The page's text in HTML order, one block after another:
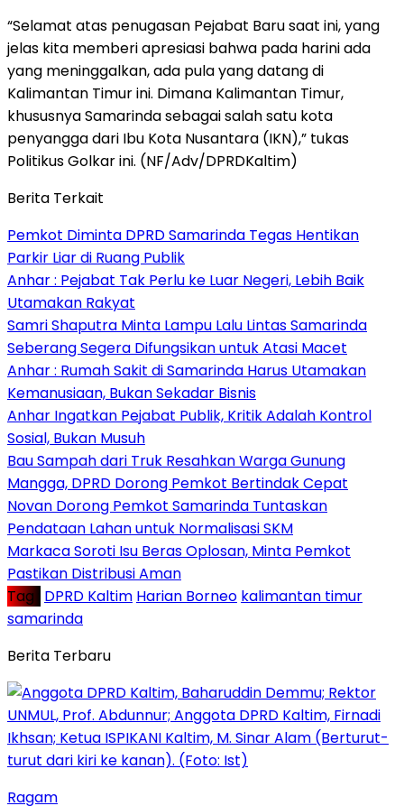
“Selamat atas penugasan Pejabat Baru saat ini, yang
jelas kita memberi apresiasi bahwa pada harini ada
yang meninggalkan, ada pula yang datang di
Kalimantan Timur ini. Dimana Kalimantan Timur,
khususnya Samarinda sebagai salah satu kota
penyangga dari Ibu Kota Nusantara (IKN),” tukas
Politikus Golkar ini. (NF/Adv/DPRDKaltim)
Berita Terkait
Pemkot Diminta DPRD Samarinda Tegas Hentikan
Parkir Liar di Ruang Publik
Anhar : Pejabat Tak Perlu ke Luar Negeri, Lebih Baik
Utamakan Rakyat
Samri Shaputra Minta Lampu Lalu Lintas Samarinda
Seberang Segera Difungsikan untuk Atasi Macet
Anhar : Rumah Sakit di Samarinda Harus Utamakan
Kemanusiaan, Bukan Sekadar Bisnis
Anhar Ingatkan Pejabat Publik, Kritik Adalah Kontrol
Sosial, Bukan Musuh
Bau Sampah dari Truk Resahkan Warga Gunung
Mangga, DPRD Dorong Pemkot Bertindak Cepat
Novan Dorong Pemkot Samarinda Tuntaskan
Pendataan Lahan untuk Normalisasi SKM
Markaca Soroti Isu Beras Oplosan, Minta Pemkot
Pastikan Distribusi Aman
Tag : DPRD Kaltim Harian Borneo kalimantan timur
samarinda
Berita Terbaru
Ragam